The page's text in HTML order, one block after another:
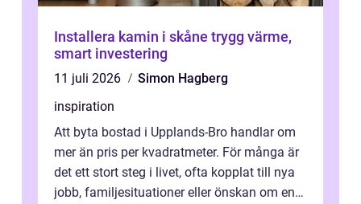
Installera kamin i skåne trygg värme,
smart investering
11 juli 2026
Simon Hagberg
inspiration
Att byta bostad i Upplands-Bro handlar om
mer än pris per kvadratmeter. För många är
det ett stort steg i livet, ofta kopplat till nya
jobb, familjesituationer eller önskan om en